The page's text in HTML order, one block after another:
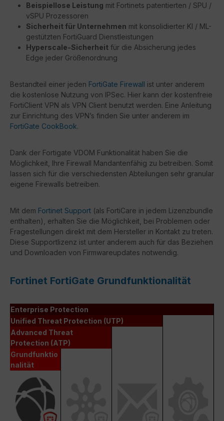
Beispiellose Leistung mit Fortinets patentierten / SPU /
vSPU Prozessoren
Sicherheit für Unternehmen mit konsolidierter KI / ML-
gestützten FortiGuard Dienstleistungen
Hyperscale-Sicherheit für die Absicherung jedes
Edge jeder Größenordnung
Bestandteil einer jeden FortiGate Firewall ist unter anderem
die kostenlose Nutzung von IPSec. Hier kann der kostenfreie
FortiClient VPN als VPN Client benutzt werden. Eine Anleitung
zur Einrichtung des VPN’s finden Sie unter anderem im
FortiGate CookBook.
Dank der Fortigate VDOM Funktionalität haben Sie die
Möglichkeit, Ihre Firewall Mandantenfähig zu betreiben. Somit
lassen sich für die verschiedensten Abteilungen sehr granular
eigene Firewalls betreiben.
Mit dem Fortinet Support (als FortiCare in jedem Lizenzbundle
enthalten), erhalten Sie die Möglichkeit, bei Problemen oder
Fragestellungen direkt mit dem Hersteller in Kontakt zu treten.
Diese Supportlizenz ist unter anderem auch für das Beziehen
und Downloaden von Firmwareupdates notwendig.
Fortinet FortiGate Grundfunktionalität
Enterprise Protection
Unified Threat Protection (UTP)
Advanced Threat
Protection (ATP)
Grundfunktio
nalität